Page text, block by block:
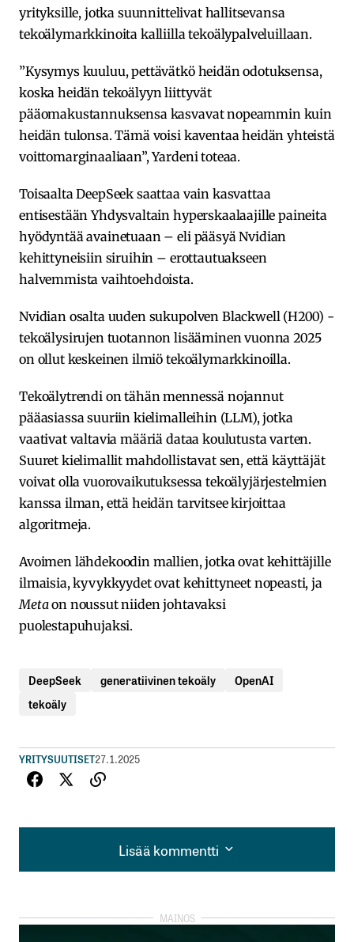
yrityksille, jotka suunnittelivat hallitsevansa
tekoälymarkkinoita kalliilla tekoälypalveluillaan.
”Kysymys kuuluu, pettävätkö heidän odotuksensa,
koska heidän tekoälyyn liittyvät
pääomakustannuksensa kasvavat nopeammin kuin
heidän tulonsa. Tämä voisi kaventaa heidän yhteistä
voittomarginaaliaan”, Yardeni toteaa.
Toisaalta DeepSeek saattaa vain kasvattaa
entisestään Yhdysvaltain hyperskaalaajille paineita
hyödyntää avainetuaan – eli pääsyä Nvidian
kehittyneisiin siruihin – erottautuakseen
halvemmista vaihtoehdoista.
Nvidian osalta uuden sukupolven Blackwell (H200) -
tekoälysirujen tuotannon lisääminen vuonna 2025
on ollut keskeinen ilmiö tekoälymarkkinoilla.
Tekoälytrendi on tähän mennessä nojannut
pääasiassa suuriin kielimalleihin (LLM), jotka
vaativat valtavia määriä dataa koulutusta varten.
Suuret kielimallit mahdollistavat sen, että käyttäjät
voivat olla vuorovaikutuksessa tekoälyjärjestelmien
kanssa ilman, että heidän tarvitsee kirjoittaa
algoritmeja.
Avoimen lähdekoodin mallien, jotka ovat kehittäjille
ilmaisia, kyvykkyydet ovat kehittyneet nopeasti, ja
Metaon noussut niiden johtavaksi
puolestapuhujaksi.
DeepSeek generatiivinen tekoäly
OpenAI
tekoäly
YRITYSUUTISET27.1.2025
Lisää kommentti
Lisää kommentti
kirjautua